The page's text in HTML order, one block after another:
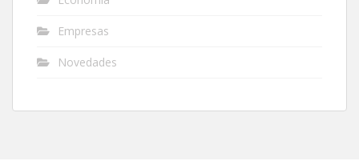
Empresas
Novedades